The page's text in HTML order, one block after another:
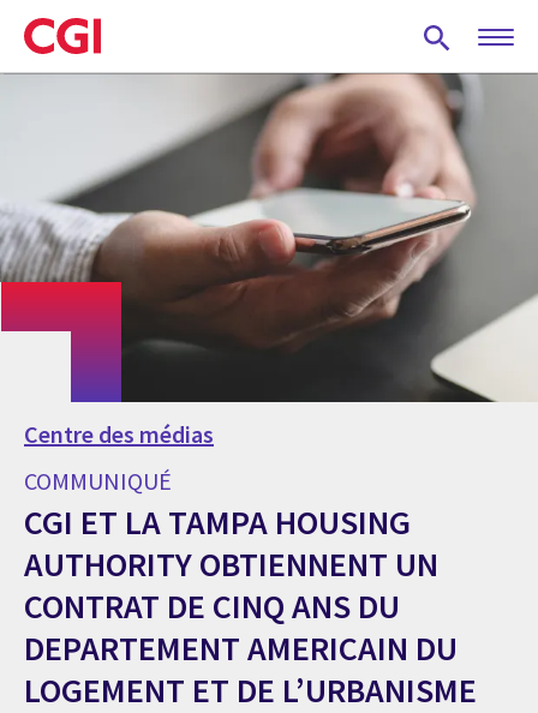
Skip
to
main
Centre des médias
COMMUNIQUÉ
CGI ET LA TAMPA HOUSING
AUTHORITY OBTIENNENT UN
CONTRAT DE CINQ ANS DU
DEPARTEMENT AMERICAIN DU
LOGEMENT ET DE L’URBANISME